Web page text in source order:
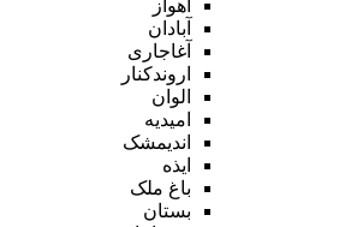
اهواز
آبادان
آغاجاری
اروندکنار
الوان
امیدیه
اندیمشک
ایذه
باغ ملک
بستان